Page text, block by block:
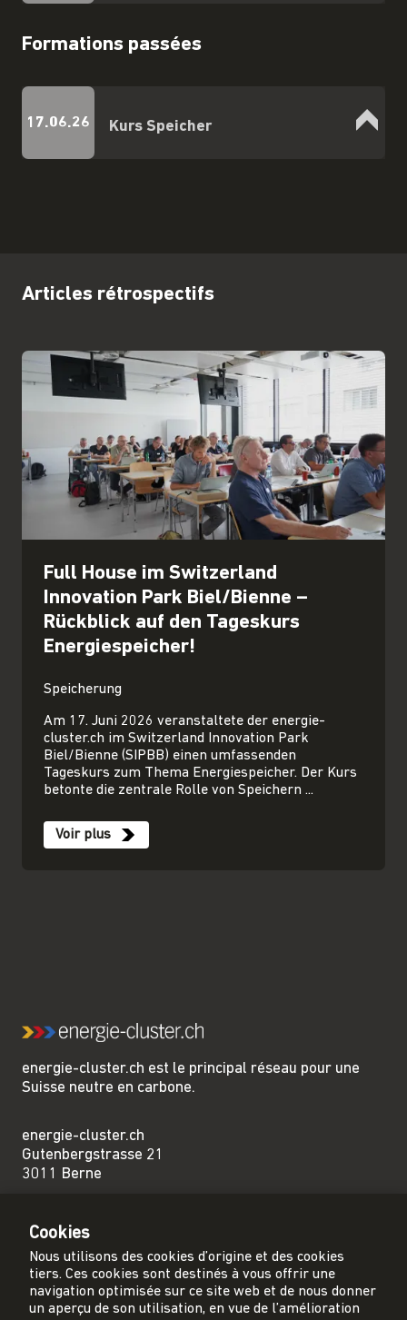
Formations passées
17.06.26 Kurs Speicher
Articles rétrospectifs
Full House im Switzerland
Innovation Park Biel/Bienne –
Rückblick auf den Tageskurs
Energiespeicher!
Speicherung
Am 17. Juni 2026 veranstaltete der energie-
cluster.ch im Switzerland Innovation Park
Biel/Bienne (SIPBB) einen umfassenden
Tageskurs zum Thema Energiespeicher. Der Kurs
betonte die zentrale Rolle von Speichern ...
Voir plus
energie-cluster.ch est le principal réseau pour une
Suisse neutre en carbone.
energie-cluster.ch
Gutenbergstrasse 21
3011 Berne
+41 31 381 24 80
Cookies
Nous utilisons des cookies d’origine et des cookies
tiers. Ces cookies sont destinés à vous offrir une
navigation optimisée sur ce site web et de nous donner
un aperçu de son utilisation, en vue de l’amélioration